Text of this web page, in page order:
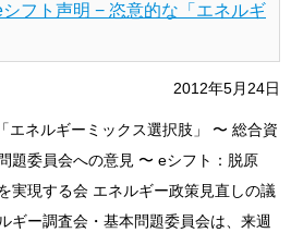
シフト声明 − 恣意的な「エネルギ
2012年5月24日
エネルギーミックス選択肢」 〜 総合資
題委員会への意見 〜 eシフト：脱原
実現する会 エネルギー政策見直しの議
ギー調査会・基本問題委員会は、来週